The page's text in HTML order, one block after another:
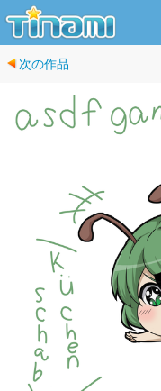
次の作品